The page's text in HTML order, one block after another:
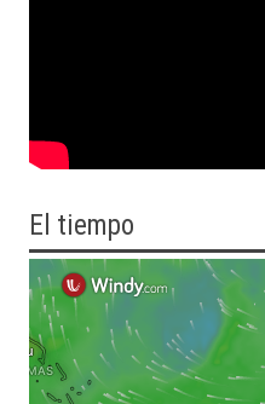
El tiempo